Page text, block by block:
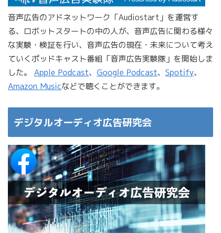
音声広告のアドネットワーク「Audiostart」を運営す
る、ロボットスタートの中の人が、音声広告に関わる様々
な実験・検証を行い、音声広告の現在・未来について考え
ていくポッドキャスト番組「音声広告実験隊」を開始しま
した。 Apple Podcast、 Google Podcast、 Spotify、
Amazon Musicなどで聴くことができます。
デジタルオーディオ広告研究会